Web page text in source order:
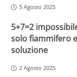
5 Agosto 2025
5+7=2
solo fiammifero
soluzione
2 Agosto 2025